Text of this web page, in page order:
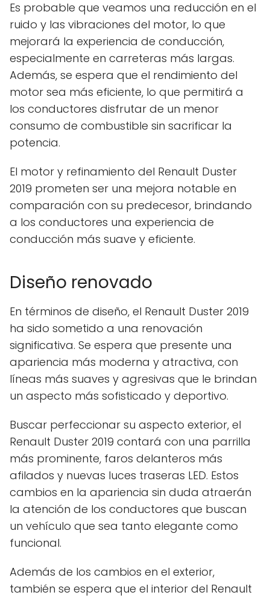
Es probable que veamos una reducción en el
ruido y las vibraciones del motor, lo que
mejorará la experiencia de conducción,
especialmente en carreteras más largas.
Además, se espera que el rendimiento del
motor sea más eficiente, lo que permitirá a
los conductores disfrutar de un menor
consumo de combustible sin sacrificar la
potencia.
El motor y refinamiento del Renault Duster
2019 prometen ser una mejora notable en
comparación con su predecesor, brindando
a los conductores una experiencia de
conducción más suave y eficiente.
Diseño renovado
En términos de diseño, el Renault Duster 2019
ha sido sometido a una renovación
significativa. Se espera que presente una
apariencia más moderna y atractiva, con
líneas más suaves y agresivas que le brindan
un aspecto más sofisticado y deportivo.
Buscar perfeccionar su aspecto exterior, el
Renault Duster 2019 contará con una parrilla
más prominente, faros delanteros más
afilados y nuevas luces traseras LED. Estos
cambios en la apariencia sin duda atraerán
la atención de los conductores que buscan
un vehículo que sea tanto elegante como
funcional.
Además de los cambios en el exterior,
también se espera que el interior del Renault